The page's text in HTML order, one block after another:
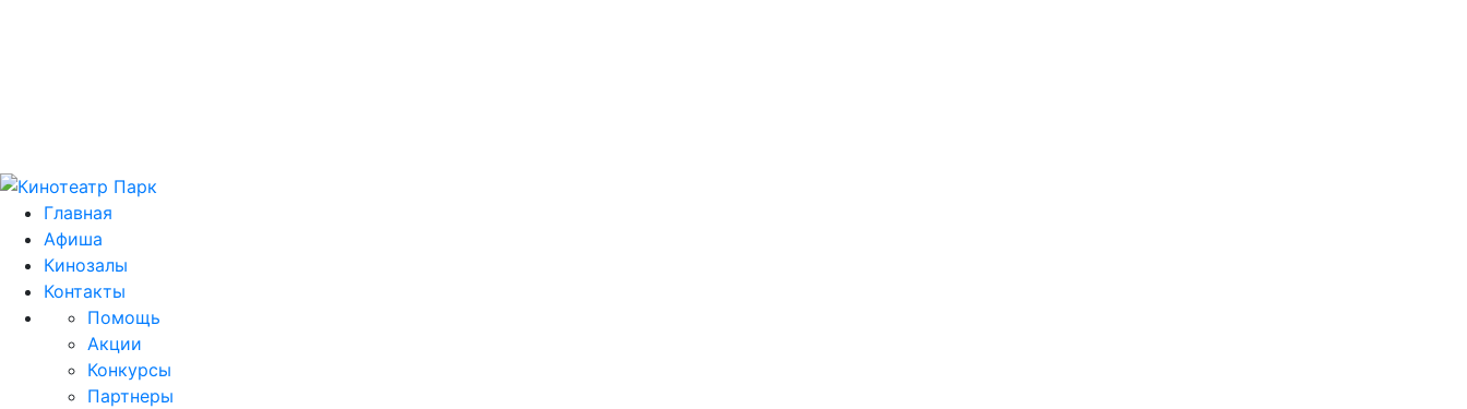
Главная
Афиша
Кинозалы
Контакты
Помощь
Акции
Конкурсы
Партнеры